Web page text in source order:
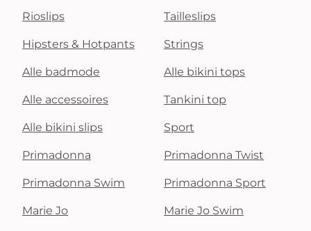
Rioslips Tailleslips
Hipsters & Hotpants Strings
Alle badmode Alle bikini tops
Alle accessoires Tankini top
Alle bikini slips Sport
Primadonna Primadonna Twist
Primadonna Swim Primadonna Sport
Marie Jo Marie Jo Swim